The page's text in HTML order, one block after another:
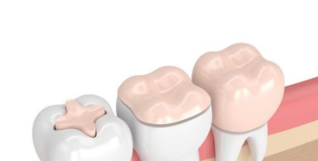
format
E-learning
prochaine session
Tous les mois, nous contacter